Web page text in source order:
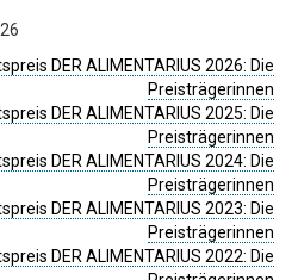
DER ALIMENTARIUS 2026: Die
Preisträgerinnen
DER ALIMENTARIUS 2025: Die
Preisträgerinnen
DER ALIMENTARIUS 2024: Die
Preisträgerinnen
DER ALIMENTARIUS 2023: Die
Preisträgerinnen
DER ALIMENTARIUS 2022: Die